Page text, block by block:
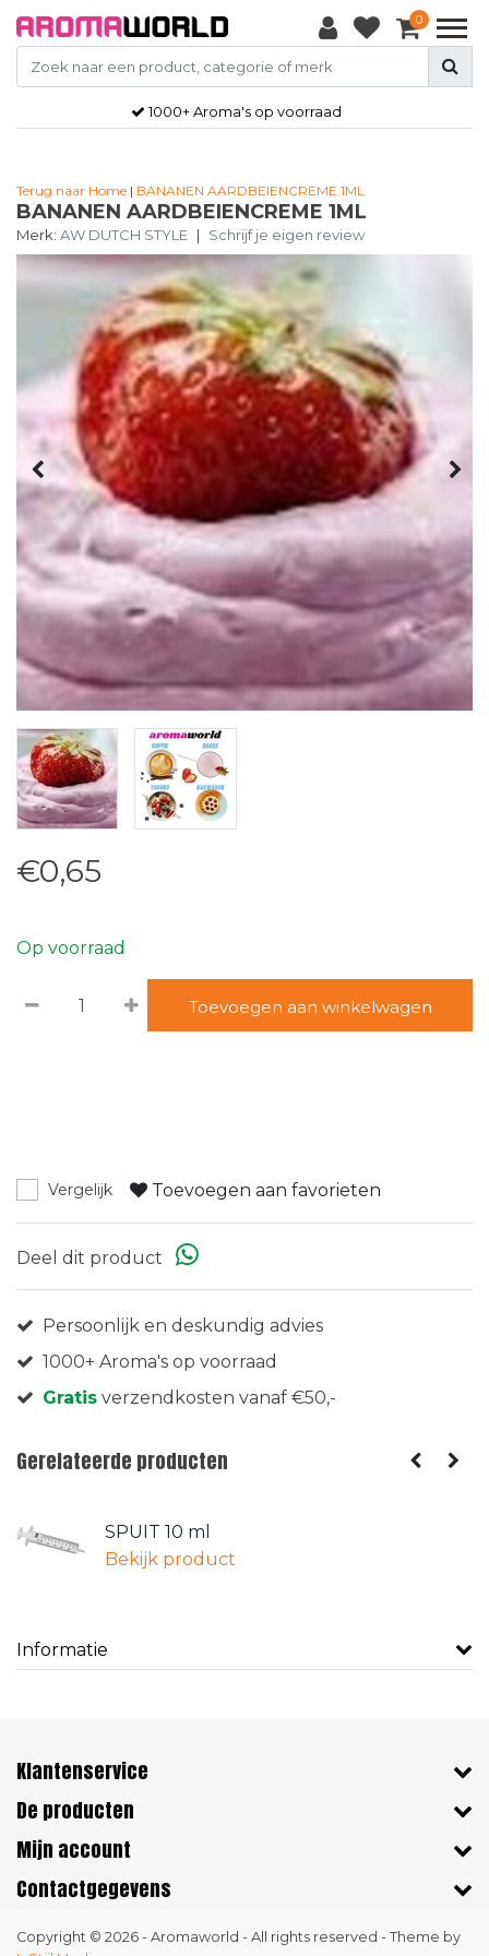
0
1000+ Aroma's op voorraad
Terug naar Home | BANANEN AARDBEIENCREME 1ML
BANANEN AARDBEIENCREME 1ML
Merk: AW DUTCH STYLE | Schrijf je eigen review
€0,65
Op voorraad
Toevoegen aan winkelwagen
Vergelijk Toevoegen aan favorieten
Deel dit product
Persoonlijk en deskundig advies
1000+ Aroma's op voorraad
Gratis verzendkosten vanaf €50,-
Gerelateerde producten
SPUIT 10 ml
Bekijk product
Informatie
Klantenservice
De producten
Mijn account
Contactgegevens
Copyright © 2026 - Aromaworld - All rights reserved - Theme by